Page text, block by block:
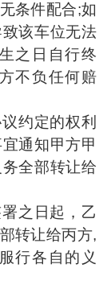
条件配合;如
该车位无法
之日自行终
不负任何赔
约定的权利
通知甲方甲
全部转让给
之日起，乙
转让给丙方,
行各自的义